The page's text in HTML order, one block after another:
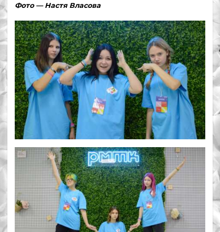
Фото — Настя Власова